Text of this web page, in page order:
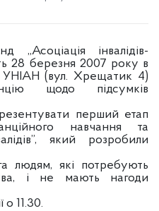
інвалідів-
28 березня 2007 року в
УНІАН (вул. Хрещатик 4)
щодо підсумків
перший етап
навчання та
який розробили
людям, які потребують
і не мають нагоди
11.30.